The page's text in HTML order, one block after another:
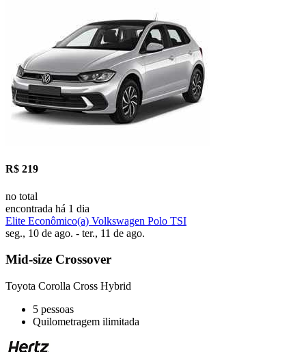
R$ 219
no total
encontrada há 1 dia
Elite Econômico(a) Volkswagen Polo TSI
seg., 10 de ago. - ter., 11 de ago.
Mid-size Crossover
Toyota Corolla Cross Hybrid
5 pessoas
Quilometragem ilimitada